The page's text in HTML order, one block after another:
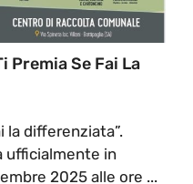
Premia Se Fai La
la differenziata”.
ufficialmente in
2025 alle ore ...